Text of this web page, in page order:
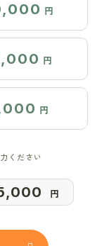
円
円
円
ください
円